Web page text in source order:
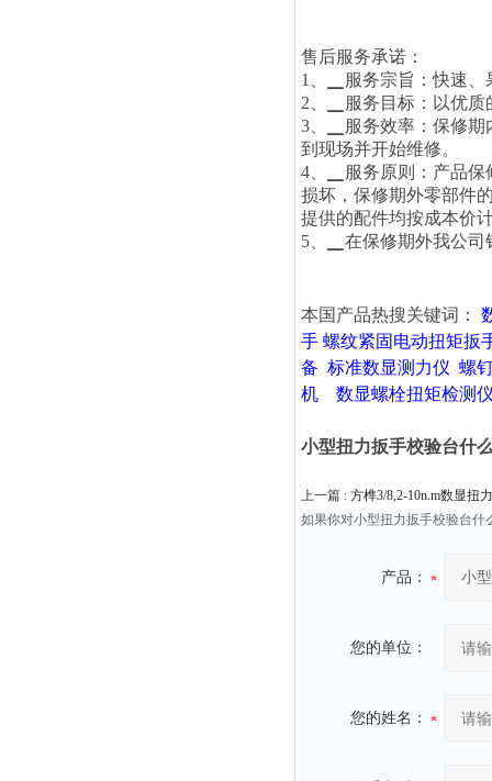
售后服务承诺：
1、▁服务宗旨：快速、
2、▁服务目标：以优质
3、▁服务效率：保修期
到现场并开始维修。
4、▁服务原则：产品保
损坏，保修期外零部件
提供的配件均按成本价
5、▁在保修期外我公司
本国产品热搜关键词：
手 螺纹紧固电动扭矩扳
备 标准数显测力仪 螺
机
数显螺栓扭矩检测
小型扭力扳手校验台什
上一篇 : 方榫3/8,2-10n.m数显扭
如果你对小型扭力扳手校验台什
产品：
您的单位：
您的姓名：